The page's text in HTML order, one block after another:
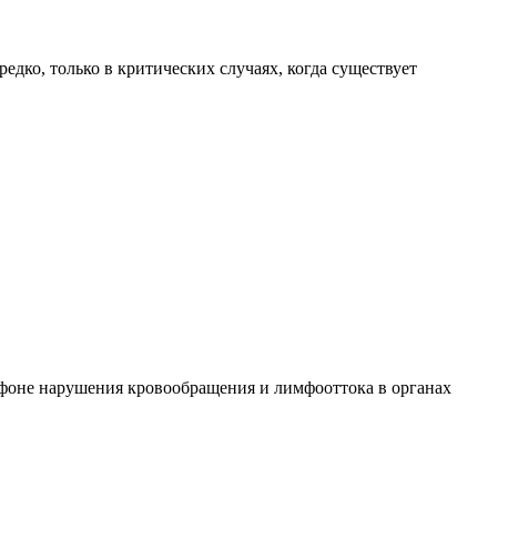
только в критических случаях, когда существует
нарушения кровообращения и лимфооттока в органах